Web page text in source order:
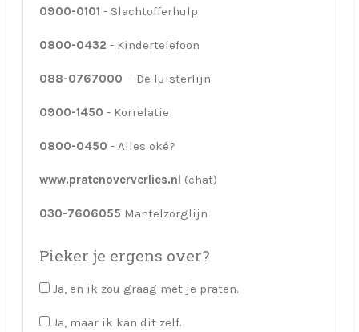
0900-0101 - Slachtofferhulp
0800-0432 - Kindertelefoon
088-0767000 - De luisterlijn
0900-1450 - Korrelatie
0800-0450 - Alles oké?
www.pratenoververlies.nl (chat)
030-7606055 Mantelzorglijn
Pieker je ergens over?
Ja, en ik zou graag met je praten.
Ja, maar ik kan dit zelf.